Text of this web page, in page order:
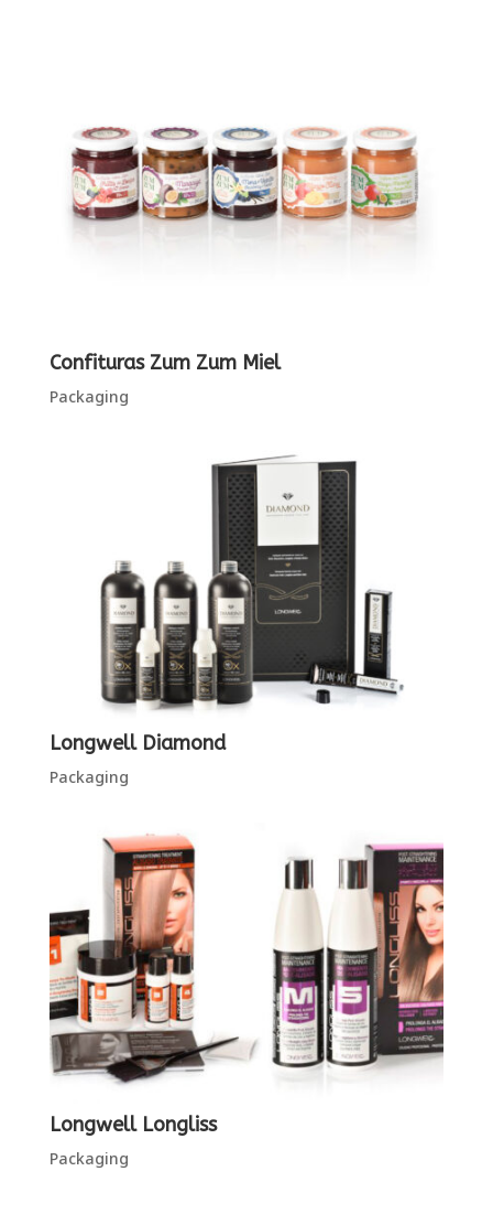
Confituras Zum Zum Miel
Packaging
Longwell Diamond
Packaging
Longwell Longliss
Packaging